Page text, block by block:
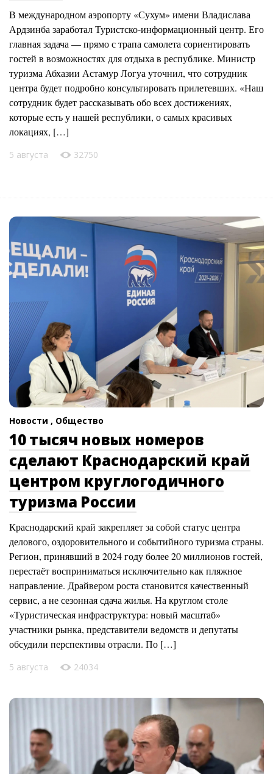
В международном аэропорту «Сухум» имени Владислава
Ардзинба заработал Туристско-информационный центр. Его
главная задача — прямо с трапа самолета сориентировать
гостей в возможностях для отдыха в республике. Министр
туризма Абхазии Астамур Логуа уточнил, что сотрудник
центра будет подробно консультировать прилетевших. «Наш
сотрудник будет рассказывать обо всех достижениях,
которые есть у нашей республики, о самых красивых
локациях, […]
5 августа 32750
Новости , Общество
10 тысяч новых номеров
сделают Краснодарский край
центром круглогодичного
туризма России
Краснодарский край закрепляет за собой статус центра
делового, оздоровительного и событийного туризма страны.
Регион, принявший в 2024 году более 20 миллионов гостей,
перестаёт восприниматься исключительно как пляжное
направление. Драйвером роста становится качественный
сервис, а не сезонная сдача жилья. На круглом столе
«Туристическая инфраструктура: новый масштаб»
участники рынка, представители ведомств и депутаты
обсудили перспективы отрасли. По […]
5 августа 24034